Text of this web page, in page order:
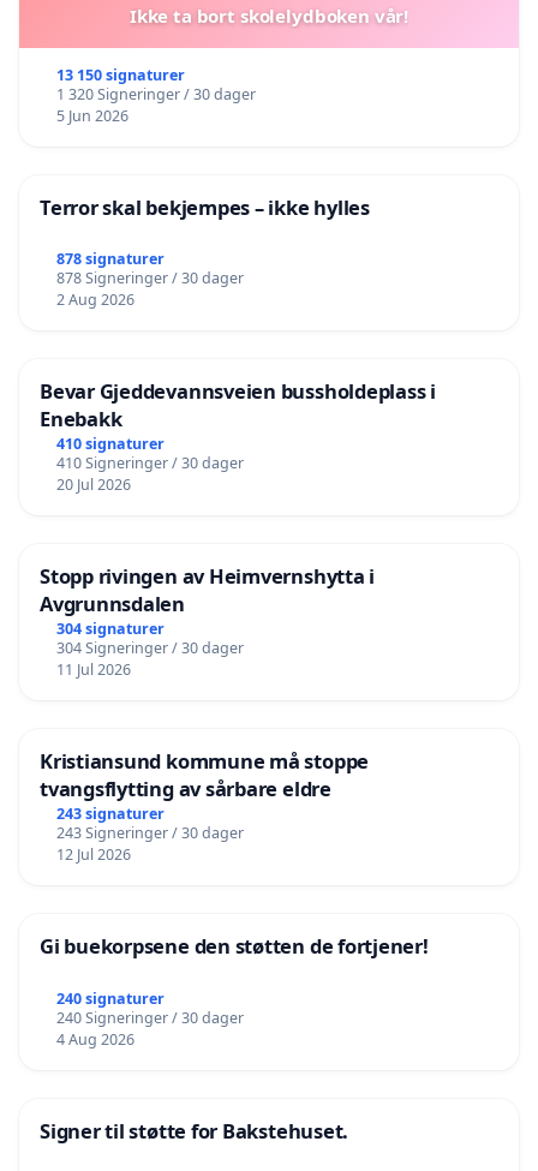
Ikke ta bort skolelydboken vår!
13 150 signaturer
1 320 Signeringer / 30 dager
5 Jun 2026
Terror skal bekjempes – ikke hylles
878 signaturer
878 Signeringer / 30 dager
2 Aug 2026
Bevar Gjeddevannsveien bussholdeplass i
Enebakk
410 signaturer
410 Signeringer / 30 dager
20 Jul 2026
Stopp rivingen av Heimvernshytta i
Avgrunnsdalen
304 signaturer
304 Signeringer / 30 dager
11 Jul 2026
Kristiansund kommune må stoppe
tvangsflytting av sårbare eldre
243 signaturer
243 Signeringer / 30 dager
12 Jul 2026
Gi buekorpsene den støtten de fortjener!
240 signaturer
240 Signeringer / 30 dager
4 Aug 2026
Signer til støtte for Bakstehuset.